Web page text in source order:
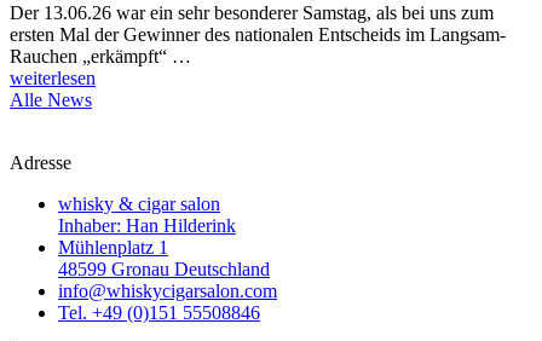
Der 13.06.26 war ein sehr besonderer Samstag, als bei uns zum
ersten Mal der Gewinner des nationalen Entscheids im Langsam-
Rauchen „erkämpft“ …
weiterlesen
Alle News
Adresse
whisky & cigar salon
Inhaber: Han Hilderink
Mühlenplatz 1
48599 Gronau Deutschland
info@whiskycigarsalon.com
Tel. +49 (0)151 55508846